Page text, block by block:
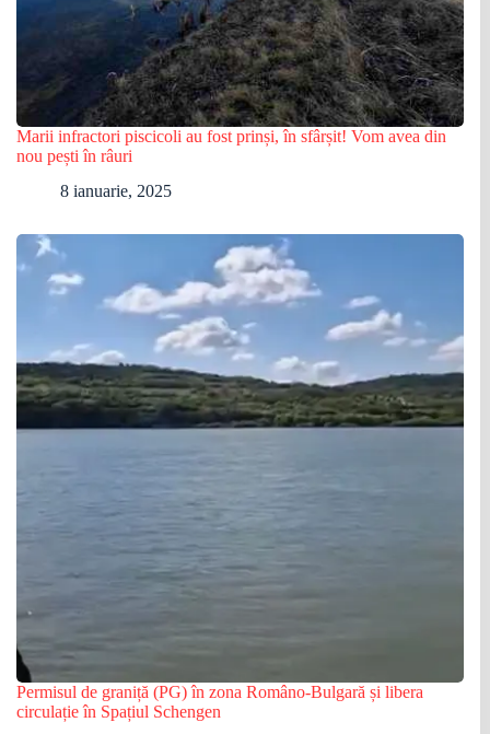
Marii infractori piscicoli au fost prinși, în sfârșit! Vom avea din
nou pești în râuri
8 ianuarie, 2025
Permisul de graniță (PG) în zona Româno-Bulgară și libera
circulație în Spațiul Schengen